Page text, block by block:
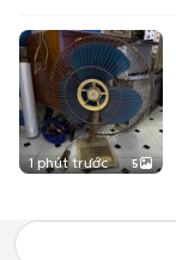
1 phút trước 5